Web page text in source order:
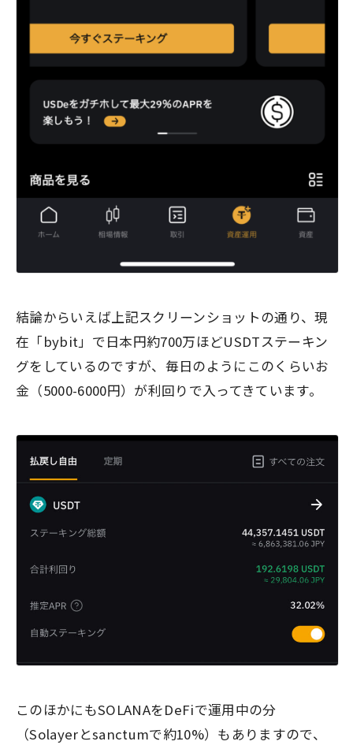
結論からいえば上記スクリーンショットの通り、現
在「bybit」で日本円約700万ほどUSDTステーキン
グをしているのですが、毎日のようにこのくらいお
金（5000-6000円）が利回りで入ってきています。
このほかにもSOLANAをDeFiで運用中の分
（Solayerとsanctumで約10%）もありますので、